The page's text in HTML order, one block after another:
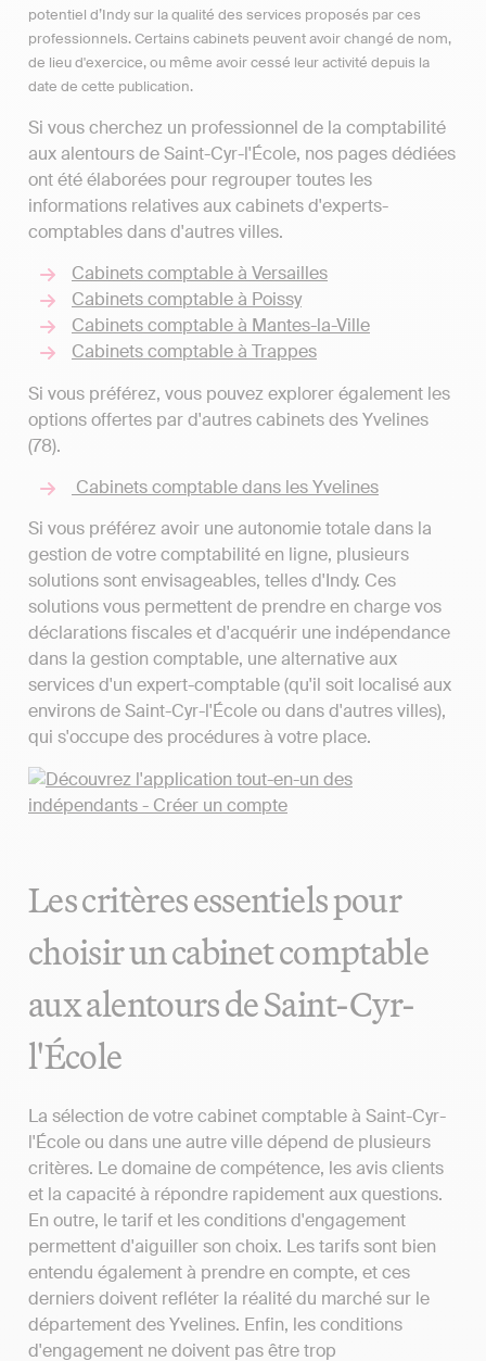
potentiel d’Indy sur la qualité des services proposés par ces
professionnels. Certains cabinets peuvent avoir changé de nom,
de lieu d'exercice, ou même avoir cessé leur activité depuis la
date de cette publication.
Si vous cherchez un professionnel de la comptabilité
aux alentours de Saint-Cyr-l'École, nos pages dédiées
ont été élaborées pour regrouper toutes les
informations relatives aux cabinets d'experts-
comptables dans d'autres villes.
Cabinets comptable à Versailles
Cabinets comptable à Poissy
Cabinets comptable à Mantes-la-Ville
Cabinets comptable à Trappes
Si vous préférez, vous pouvez explorer également les
options offertes par d'autres cabinets des Yvelines
(78).
Cabinets comptable dans les Yvelines
Si vous préférez avoir une autonomie totale dans la
gestion de votre comptabilité en ligne, plusieurs
solutions sont envisageables, telles d'Indy. Ces
solutions vous permettent de prendre en charge vos
déclarations fiscales et d'acquérir une indépendance
dans la gestion comptable, une alternative aux
services d'un expert-comptable (qu'il soit localisé aux
environs de Saint-Cyr-l'École ou dans d'autres villes),
qui s'occupe des procédures à votre place.
Les critères essentiels pour
choisir un cabinet comptable
aux alentours de Saint-Cyr-
l'École
La sélection de votre cabinet comptable à Saint-Cyr-
l'École ou dans une autre ville dépend de plusieurs
critères. Le domaine de compétence, les avis clients
et la capacité à répondre rapidement aux questions.
En outre, le tarif et les conditions d'engagement
permettent d'aiguiller son choix. Les tarifs sont bien
entendu également à prendre en compte, et ces
derniers doivent refléter la réalité du marché sur le
département des Yvelines. Enfin, les conditions
d'engagement ne doivent pas être trop